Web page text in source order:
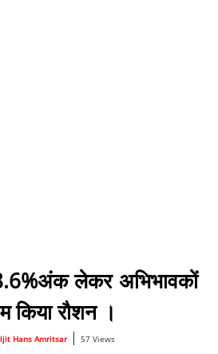
लेकर अभिभावकों
रौशन ।
Hans Amritsar| 57 Views